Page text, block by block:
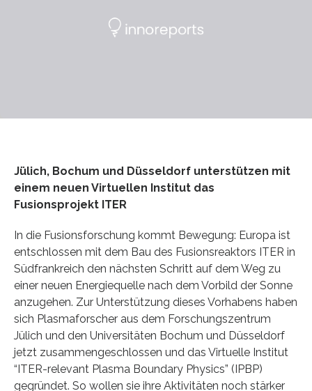
Jülich, Bochum und Düsseldorf unterstützen mit
einem neuen Virtuellen Institut das
Fusionsprojekt ITER
In die Fusionsforschung kommt Bewegung: Europa ist
entschlossen mit dem Bau des Fusionsreaktors ITER in
Südfrankreich den nächsten Schritt auf dem Weg zu
einer neuen Energiequelle nach dem Vorbild der Sonne
anzugehen. Zur Unterstützung dieses Vorhabens haben
sich Plasmaforscher aus dem Forschungszentrum
Jülich und den Universitäten Bochum und Düsseldorf
jetzt zusammengeschlossen und das Virtuelle Institut
“ITER-relevant Plasma Boundary Physics” (IPBP)
gegründet. So wollen sie ihre Aktivitäten noch stärker